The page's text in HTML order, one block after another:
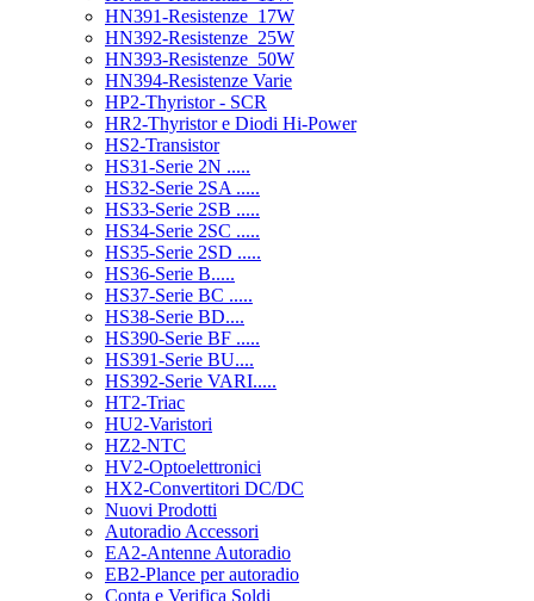
HN391-Resistenze_17W
HN392-Resistenze_25W
HN393-Resistenze_50W
HN394-Resistenze Varie
HP2-Thyristor - SCR
HR2-Thyristor e Diodi Hi-Power
HS2-Transistor
HS31-Serie 2N .....
HS32-Serie 2SA .....
HS33-Serie 2SB .....
HS34-Serie 2SC .....
HS35-Serie 2SD .....
HS36-Serie B.....
HS37-Serie BC .....
HS38-Serie BD....
HS390-Serie BF .....
HS391-Serie BU....
HS392-Serie VARI.....
HT2-Triac
HU2-Varistori
HZ2-NTC
HV2-Optoelettronici
HX2-Convertitori DC/DC
Nuovi Prodotti
Autoradio Accessori
EA2-Antenne Autoradio
EB2-Plance per autoradio
Conta e Verifica Soldi